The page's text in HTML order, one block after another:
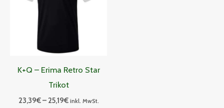
K+Q – Erima Retro Star
Trikot
23,39€– 25,19€ inkl. MwSt.